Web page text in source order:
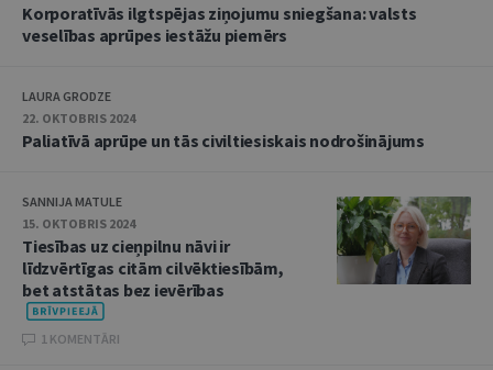
Korporatīvās ilgtspējas ziņojumu sniegšana: valsts
veselības aprūpes iestāžu piemērs
LAURA GRODZE
22. OKTOBRIS 2024
Paliatīvā aprūpe un tās civiltiesiskais nodrošinājums
SANNIJA MATULE
15. OKTOBRIS 2024
Tiesības uz cieņpilnu nāvi ir
līdzvērtīgas citām cilvēktiesībām,
bet atstātas bez ievērības
1 KOMENTĀRI